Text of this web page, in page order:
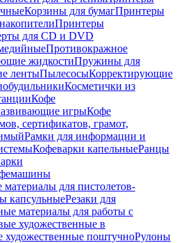
Корзины для бумагПринтеры
Принтеры
для CD и DVD
Противокражное
жидкостиПружины для
лентыПылесосыКорректирующие
Косметички из
Кофе
игрыКофе
сертификатов, грамот,
Рамки для информации и
Кофеварки капельныеРанцы
материалы для пистолетов-
капсульныеРезаки для
материалы для работы с
художественные в
художественные поштучноРулоны